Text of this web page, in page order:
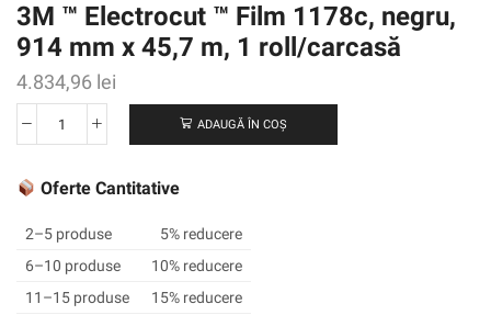
3M ™ Electrocut ™ Film 1178c, negru,
914 mm x 45,7 m, 1 roll/carcasă
4.834,96 lei
Cantitate
™
™
Film
1178c,
negru,
ADAUGĂ ÎN COȘ
Oferte Cantitative
2–5 produse
5% reducere
6–10 produse
10% reducere
11–15 produse
15% reducere